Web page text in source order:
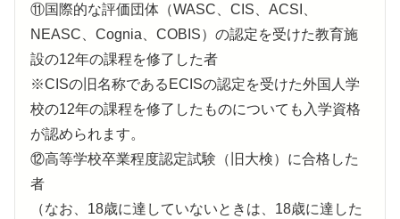
⑪国際的な評価団体（WASC、CIS、ACSI、
NEASC、Cognia、COBIS）の認定を受けた教育施
設の12年の課程を修了した者
※CISの旧名称であるECISの認定を受けた外国人学
校の12年の課程を修了したものについても入学資格
が認められます。
⑫高等学校卒業程度認定試験（旧大検）に合格した
者
（なお、18歳に達していないときは、18歳に達した